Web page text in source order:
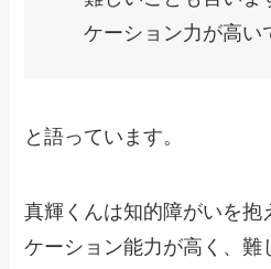
ケーション力が高い
と語っています。
真輝くんは知的障がいを抱
ケーション能力が高く、難